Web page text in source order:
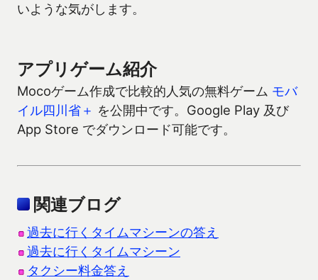
いような気がします。
アプリゲーム紹介
Mocoゲーム作成で比較的人気の無料ゲーム モバ
イル四川省＋ を公開中です。Google Play 及び
App Store でダウンロード可能です。
関連ブログ
過去に行くタイムマシーンの答え
過去に行くタイムマシーン
タクシー料金答え